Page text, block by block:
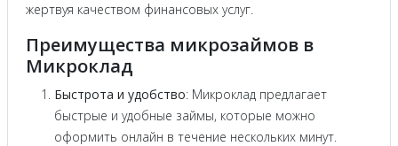
жертвуя качеством финансовых услуг.
Преимущества микрозаймов в
Микроклад
Быстрота и удобство: Микроклад предлагает
быстрые и удобные займы, которые можно
оформить онлайн в течение нескольких минут.